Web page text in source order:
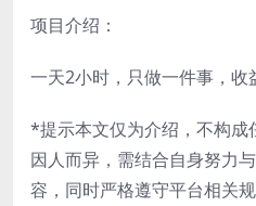
项目介绍：
一天2小时，只做一件事，
*提示本文仅为介绍，不构成
因人而异，需结合自身努力
容，同时严格遵守平台相关